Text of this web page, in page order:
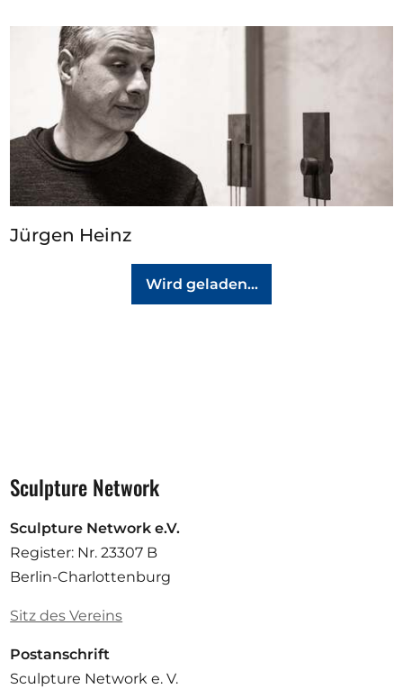
Jürgen Heinz
Wird geladen…
Sculpture Network
Sculpture Network e.V.
Register: Nr. 23307 B
Berlin-Charlottenburg
Sitz des Vereins
Postanschrift
Sculpture Network e. V.